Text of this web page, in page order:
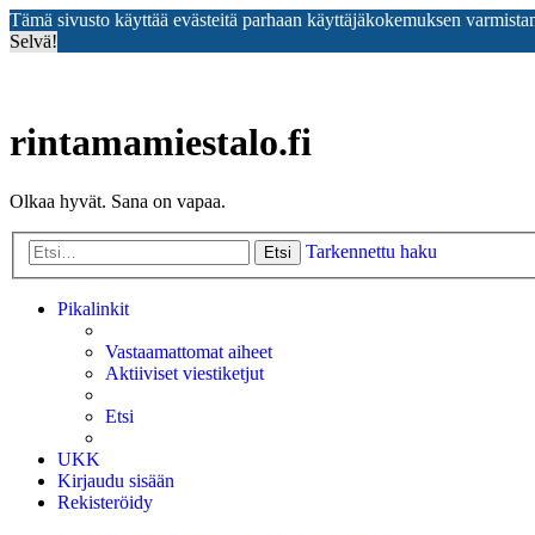
Tämä sivusto käyttää evästeitä parhaan käyttäjäkokemuksen
Selvä!
rintamamiestalo.fi
Olkaa hyvät. Sana on vapaa.
Etsi Tarkennettu haku
Pikalinkit
Vastaamattomat aiheet
Aktiiviset viestiketjut
Etsi
UKK
Kirjaudu sisään
Rekisteröidy